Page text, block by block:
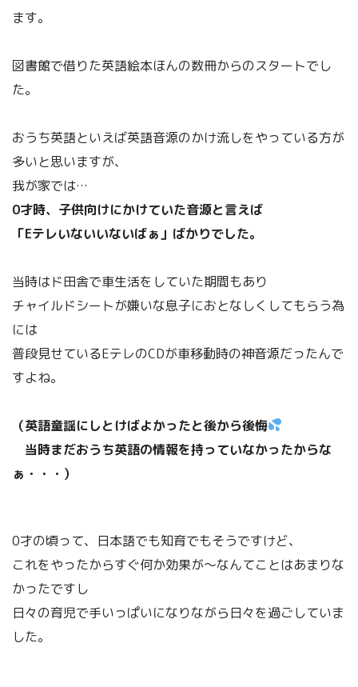
ます。
図書館で借りた英語絵本ほんの数冊からのスタートでし
た。
おうち英語といえば英語音源のかけ流しをやっている方が
多いと思いますが、
我が家では…
0才時、子供向けにかけていた音源と言えば
「Eテレいないいないばぁ」ばかりでした。
当時はド田舎で車生活をしていた期間もあり
チャイルドシートが嫌いな息子におとなしくしてもらう為
には
普段見せているEテレのCDが車移動時の神音源だったんで
すよね。
（英語童謡にしとけばよかったと後から後悔
当時まだおうち英語の情報を持っていなかったからな
ぁ・・・）
0才の頃って、日本語でも知育でもそうですけど、
これをやったからすぐ何か効果が～なんてことはあまりな
かったですし
日々の育児で手いっぱいになりながら日々を過ごしていま
した。